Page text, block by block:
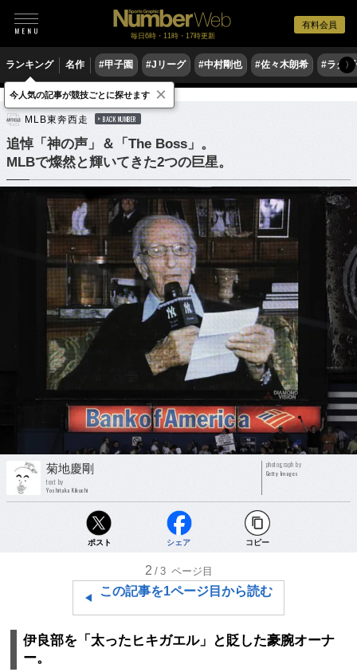
有料会員
毎日6時・11時・17時更新
ランキング 名作 #甲子園 #Jリーグ #中村剛也 #佐々木朗希 #ラグ〉
野球 MLB
MLB東奔西走 BACK NUMBER
追悼「神の声」＆「The Boss」。
MLBで燦然と輝いてきた2つの巨星。
菊地慶剛
text by
Yoshitaka Kikuchi
photograph by
Getty Images
ポスト シェア コピー
2 /3 ページ目
この記事を1ページ目から読む
伊良部を「太ったヒキガエル」と貶した豪腕オーナ
ー。
今人気の記事が競技ごとに探せます ×